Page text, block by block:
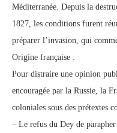
Méditerranée. Depuis la
1827, les conditions furent
préparer l’invasion, qui
Origine française :
Pour distraire une opinion
encouragée par la Russie, la
coloniales sous des prétextes
– Le refus du Dey de